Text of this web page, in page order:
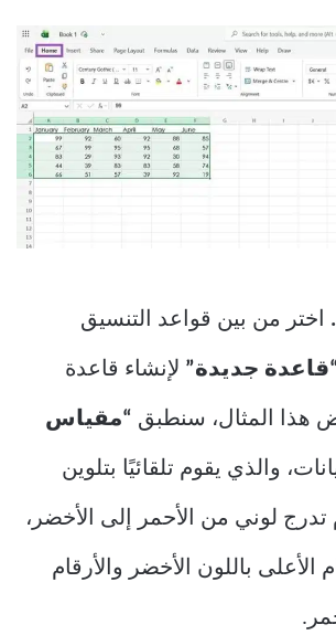
اختر من بين قواعد التنسيق
“قاعدة جديدة” لإنشاء قاعدة
هذا المثال، سنطبق “مقياس
والذي يقوم تلقائيًا بتلوين
تدرج لوني من الأحمر إلى الأخضر،
الأعلى باللون الأخضر والأرقام